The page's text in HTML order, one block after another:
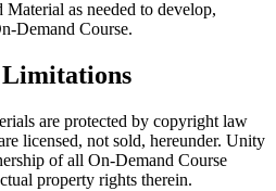
as needed to develop,
Demand Course.
Limitations
are protected by copyright law
licensed, not sold, hereunder. Unity
of all On-Demand Course
property rights therein.